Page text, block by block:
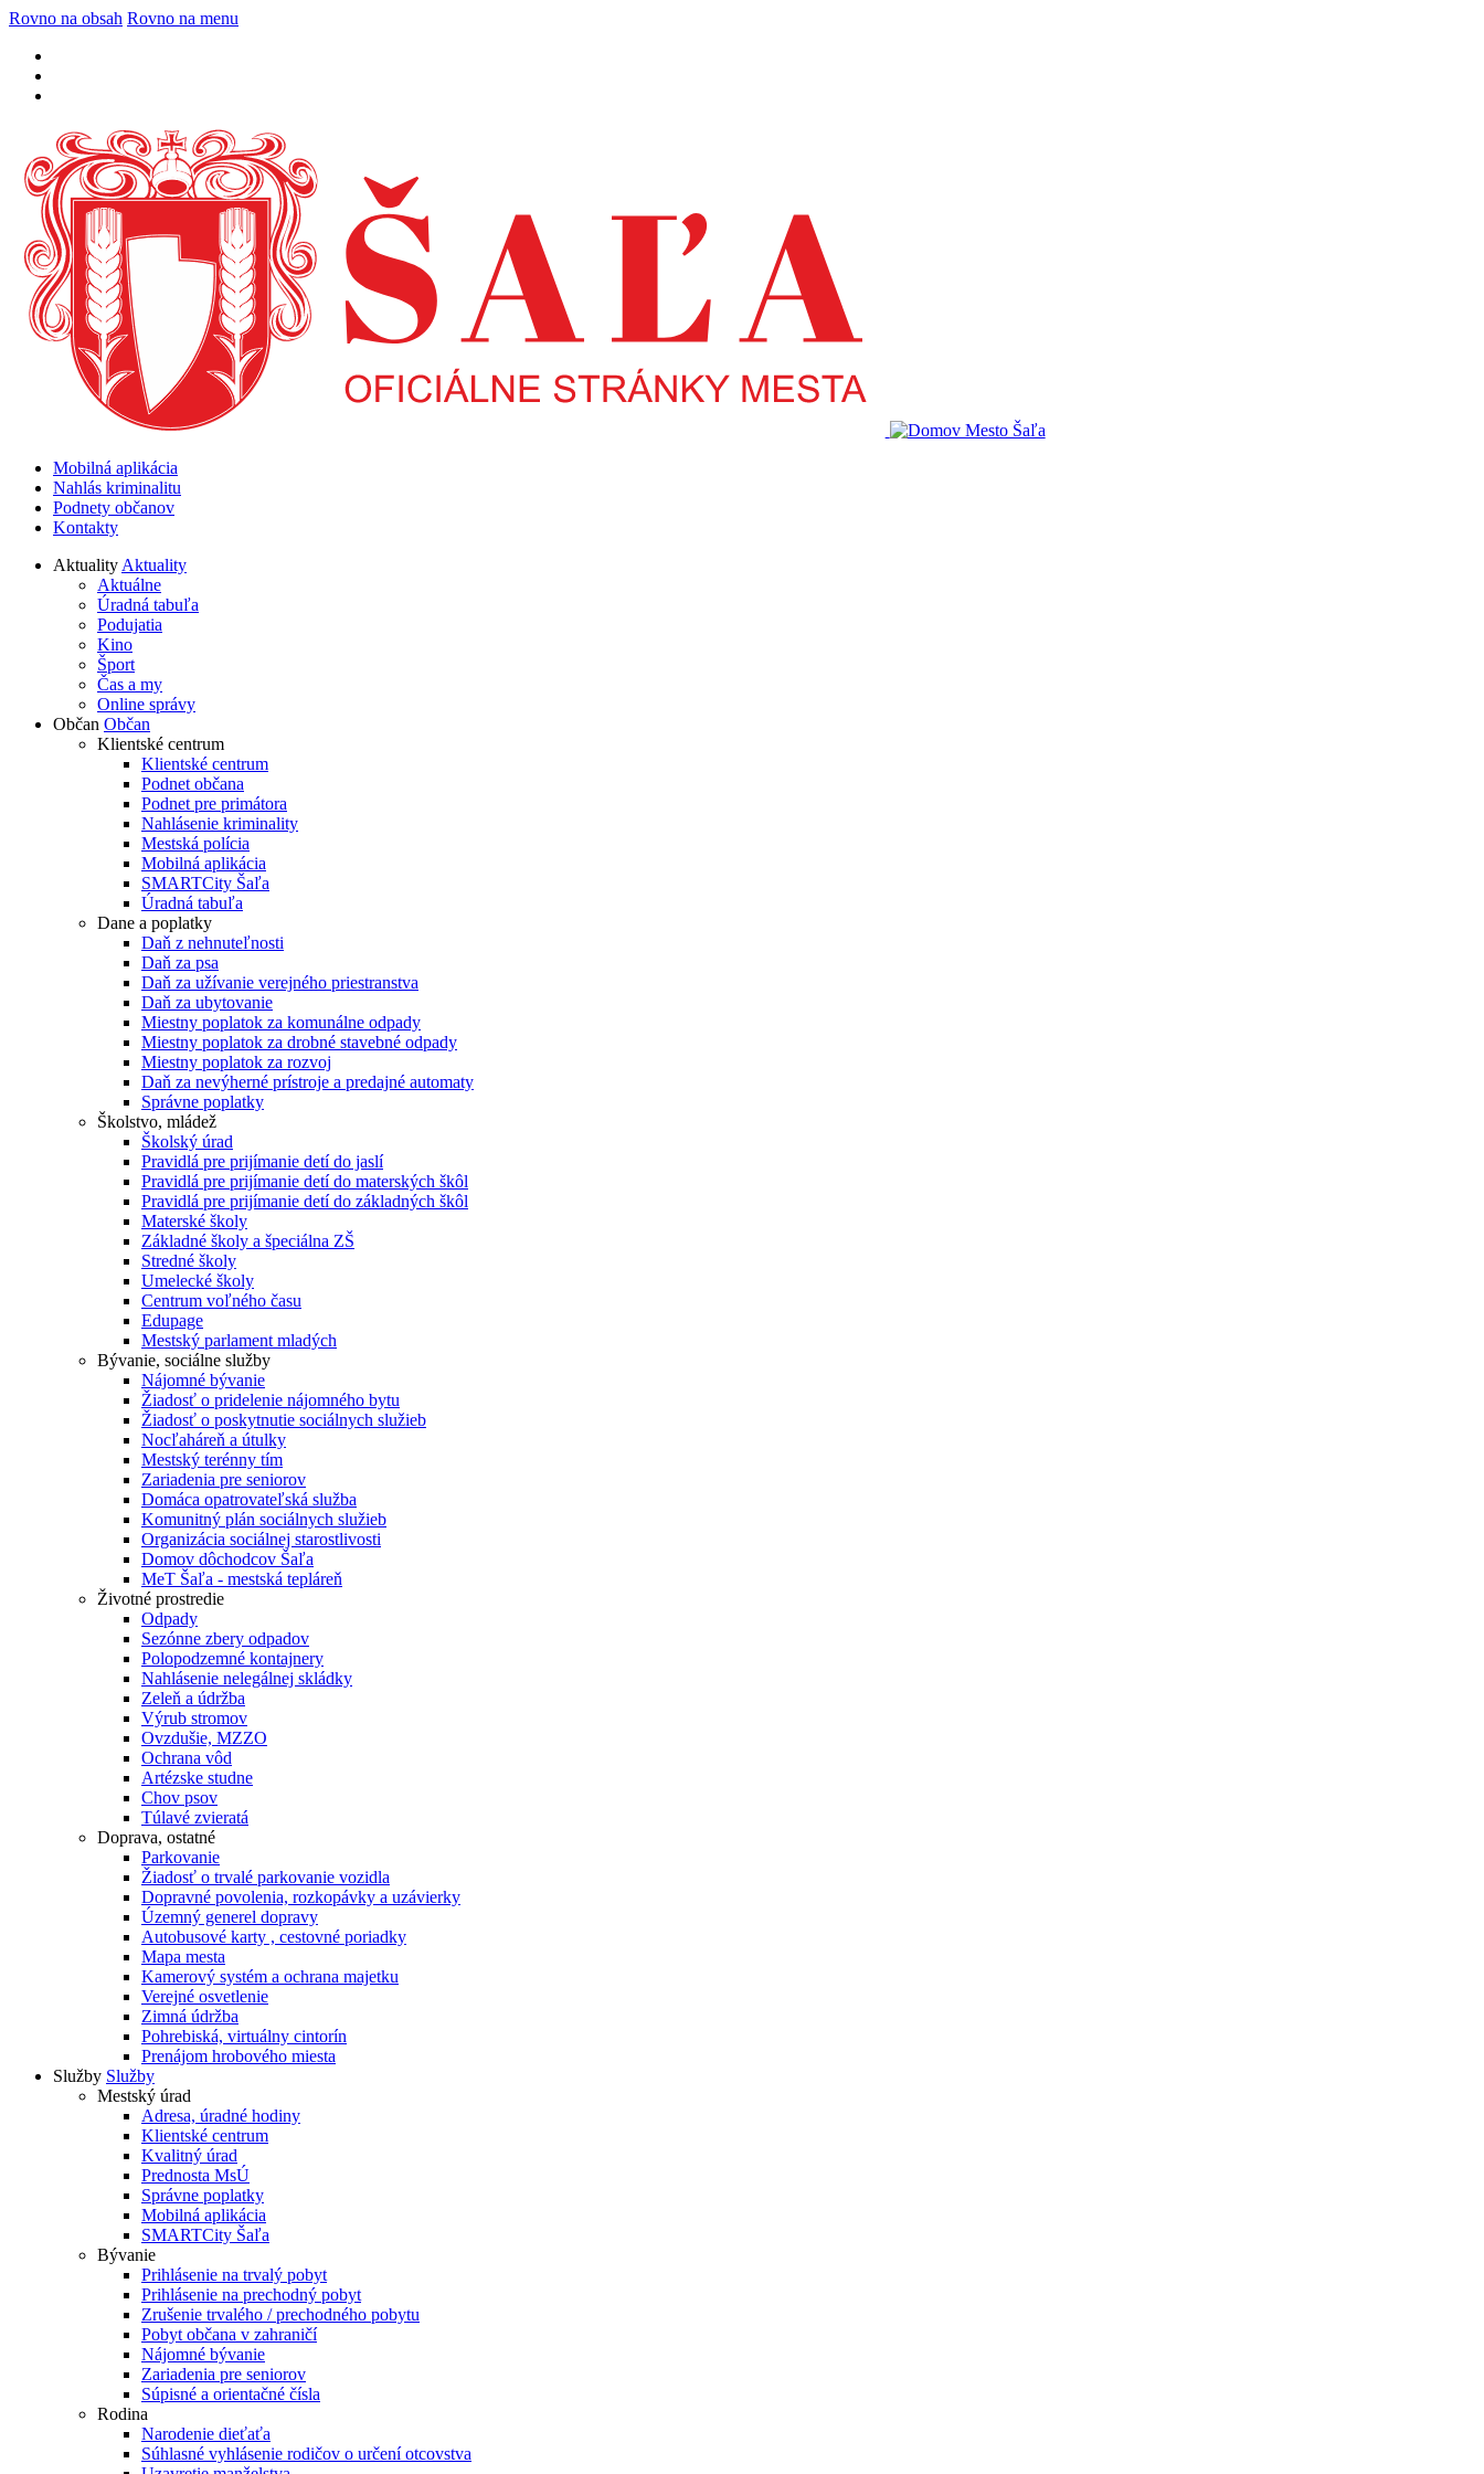
Rovno na obsah Rovno na menu
Mobilná aplikácia
Nahlás kriminalitu
Podnety občanov
Kontakty
AktualityAktuality
Aktuálne
Úradná tabuľa
Podujatia
Kino
Šport
Čas a my
Online správy
Občan Občan
Klientské centrum
Klientské centrum
Podnet občana
Podnet pre primátora
Nahlásenie kriminality
Mestská polícia
Mobilná aplikácia
SMARTCity Šaľa
Úradná tabuľa
Dane a poplatky
Daň z nehnuteľnosti
Daň za psa
Daň za užívanie verejného priestranstva
Daň za ubytovanie
Miestny poplatok za komunálne odpady
Miestny poplatok za drobné stavebné odpady
Miestny poplatok za rozvoj
Daň za nevýherné prístroje a predajné automaty
Správne poplatky
Školstvo, mládež
Školský úrad
Pravidlá pre prijímanie detí do jaslí
Pravidlá pre prijímanie detí do materských škôl
Pravidlá pre prijímanie detí do základných škôl
Materské školy
Základné školy a špeciálna ZŠ
Stredné školy
Umelecké školy
Centrum voľného času
Edupage
Mestský parlament mladých
Bývanie, sociálne služby
Nájomné bývanie
Žiadosť o pridelenie nájomného bytu
Žiadosť o poskytnutie sociálnych služieb
Nocľaháreň a útulky
Mestský terénny tím
Zariadenia pre seniorov
Domáca opatrovateľská služba
Komunitný plán sociálnych služieb
Organizácia sociálnej starostlivosti
Domov dôchodcov Šaľa
MeT Šaľa - mestská tepláreň
Životné prostredie
Odpady
Sezónne zbery odpadov
Polopodzemné kontajnery
Nahlásenie nelegálnej skládky
Zeleň a údržba
Výrub stromov
Ovzdušie, MZZO
Ochrana vôd
Artézske studne
Chov psov
Túlavé zvieratá
Doprava, ostatné
Parkovanie
Žiadosť o trvalé parkovanie vozidla
Dopravné povolenia, rozkopávky a uzávierky
Územný generel dopravy
Autobusové karty , cestovné poriadky
Mapa mesta
Kamerový systém a ochrana majetku
Verejné osvetlenie
Zimná údržba
Pohrebiská, virtuálny cintorín
Prenájom hrobového miesta
Služby Služby
Mestský úrad
Adresa, úradné hodiny
Klientské centrum
Kvalitný úrad
Prednosta MsÚ
Správne poplatky
Mobilná aplikácia
SMARTCity Šaľa
Bývanie
Prihlásenie na trvalý pobyt
Prihlásenie na prechodný pobyt
Zrušenie trvalého / prechodného pobytu
Pobyt občana v zahraničí
Nájomné bývanie
Zariadenia pre seniorov
Súpisné a orientačné čísla
Rodina
Narodenie dieťaťa
Súhlasné vyhlásenie rodičov o určení otcovstva